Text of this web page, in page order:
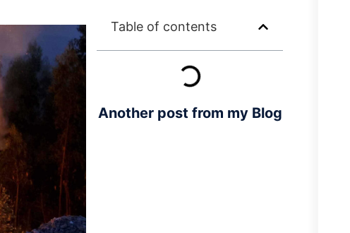
Table of contents
Another post from my Blog